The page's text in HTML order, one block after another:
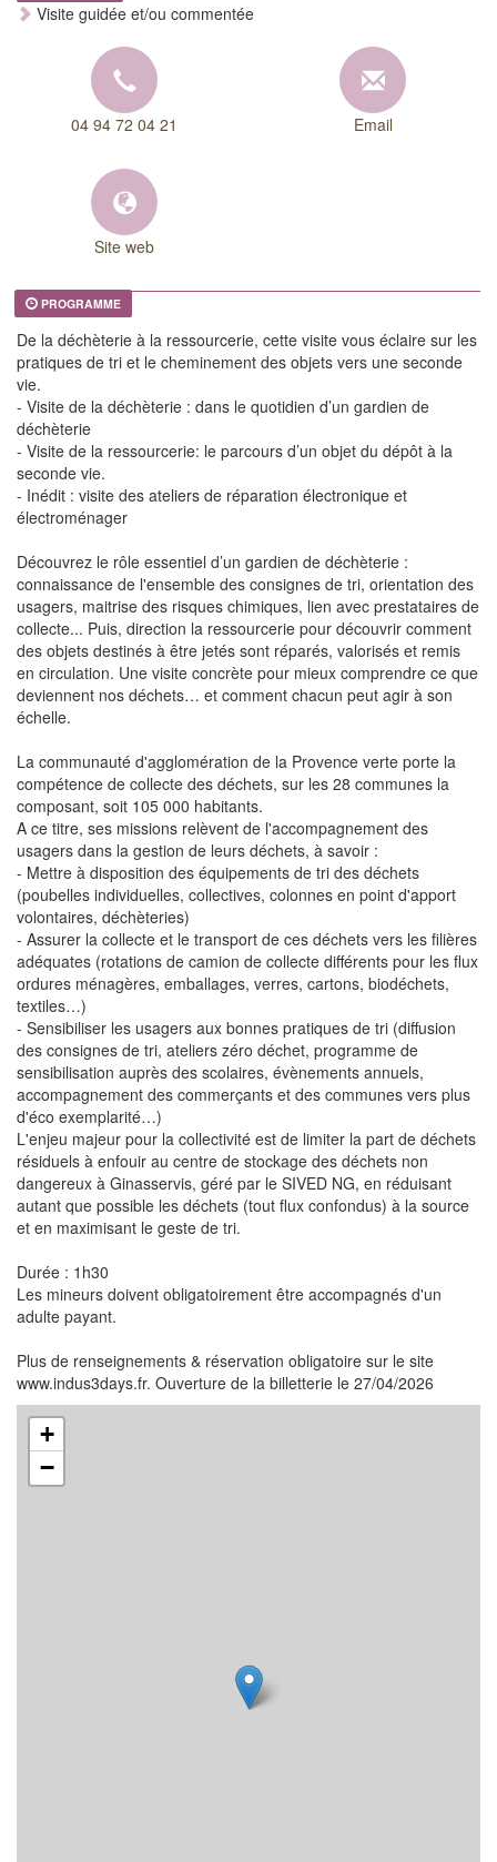
Visite guidée et/ou commentée
04 94 72 04 21 Email
Site web
PROGRAMME
De la déchèterie à la ressourcerie, cette visite vous éclaire sur les
pratiques de tri et le cheminement des objets vers une seconde
vie.
- Visite de la déchèterie : dans le quotidien d’un gardien de
déchèterie
- Visite de la ressourcerie: le parcours d’un objet du dépôt à la
seconde vie.
- Inédit : visite des ateliers de réparation électronique et
électroménager
Découvrez le rôle essentiel d’un gardien de déchèterie :
connaissance de l'ensemble des consignes de tri, orientation des
usagers, maitrise des risques chimiques, lien avec prestataires de
collecte... Puis, direction la ressourcerie pour découvrir comment
des objets destinés à être jetés sont réparés, valorisés et remis
en circulation. Une visite concrète pour mieux comprendre ce que
deviennent nos déchets… et comment chacun peut agir à son
échelle.
La communauté d'agglomération de la Provence verte porte la
compétence de collecte des déchets, sur les 28 communes la
composant, soit 105 000 habitants.
A ce titre, ses missions relèvent de l'accompagnement des
usagers dans la gestion de leurs déchets, à savoir :
- Mettre à disposition des équipements de tri des déchets
(poubelles individuelles, collectives, colonnes en point d'apport
volontaires, déchèteries)
- Assurer la collecte et le transport de ces déchets vers les filières
adéquates (rotations de camion de collecte différents pour les flux
ordures ménagères, emballages, verres, cartons, biodéchets,
textiles…)
- Sensibiliser les usagers aux bonnes pratiques de tri (diffusion
des consignes de tri, ateliers zéro déchet, programme de
sensibilisation auprès des scolaires, évènements annuels,
accompagnement des commerçants et des communes vers plus
d'éco exemplarité…)
L'enjeu majeur pour la collectivité est de limiter la part de déchets
résiduels à enfouir au centre de stockage des déchets non
dangereux à Ginasservis, géré par le SIVED NG, en réduisant
autant que possible les déchets (tout flux confondus) à la source
et en maximisant le geste de tri.
Durée : 1h30
Les mineurs doivent obligatoirement être accompagnés d'un
adulte payant.
Plus de renseignements & réservation obligatoire sur le site
www.indus3days.fr. Ouverture de la billetterie le 27/04/2026
+
−